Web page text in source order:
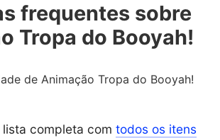
frequentes sobre
Tropa do Booyah!
de Animação Tropa do Booyah!
completa com todos os itens